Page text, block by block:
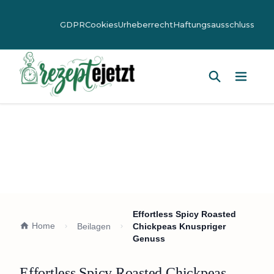
GDPRCookiesUrheberrechtHaftungsausschluss
Home Beilagen
Effortless Spicy Roasted
Chickpeas Knuspriger
Genuss